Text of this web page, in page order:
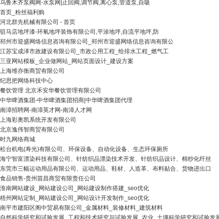
乌鲁木齐泵阀网-水泵网|止回阀,调节阀,离心泵,管道泵,自吸
首页_粉丝福利购
河北群先机械有限公司 - 首页
驻马店地坪漆-环氧地坪装饰有限公司,平涂地坪,自流平地坪,防
邳州市迎盛网络信息咨询有限公司_邳州市迎盛网络信息咨询有限公
江苏宝成泽市政建设有限公司_市政公用工程_给排水工程_燃气工
三亚网站模板_企业做网站_网站页面设计_建设方案
上海维亦衡商贸有限公司
纪思把网络科技中心
餐饮管理 北京禾安华餐饮管理有限公司
中华啤酒集团-中华啤酒集团招商|中华啤酒集团代理
南漳招聘网-南漳英才网-南漳人才网
上海彩奥凯系统开发有限公司
北京逸伟智商贸有限公司
时九网络商城
松台机电(寿光)有限公司、环保设备、自动化设备、生态环保厕所
海宁智富漂染科技有限公司、针纺织品漂染技术开发、针纺织品设计、棉纱化纤丝
东莞市三幅运动用品有限公司、运动用品、鞋材、人造革、布料贴合、货物进出口
食品销售-贵州苗昌商贸有限责任公司
淮南网站建设_网站建设公司_网站建设制作搭建_seo优化
梧州网站定制_网站建设公司_网站设计开发制作_seo优化
南平市建阳区阁中贸易有限公司_金属材料_装修材料_建筑材料
自然科学研究和试验发展_工程和技术研究与试验发展_农业_土壤科学研究和试验发